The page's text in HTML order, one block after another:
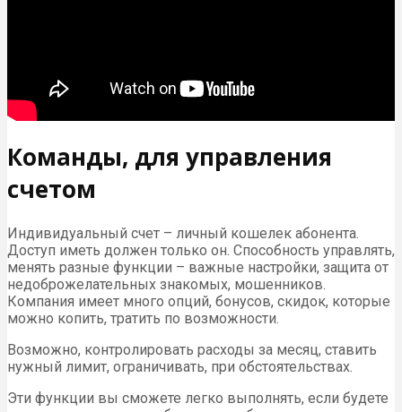
Команды, для управления
счетом
Индивидуальный счет – личный кошелек абонента.
Доступ иметь должен только он. Способность управлять,
менять разные функции – важные настройки, защита от
недоброжелательных знакомых, мошенников.
Компания имеет много опций, бонусов, скидок, которые
можно копить, тратить по возможности.
Возможно, контролировать расходы за месяц, ставить
нужный лимит, ограничивать, при обстоятельствах.
Эти функции вы сможете легко выполнять, если будете